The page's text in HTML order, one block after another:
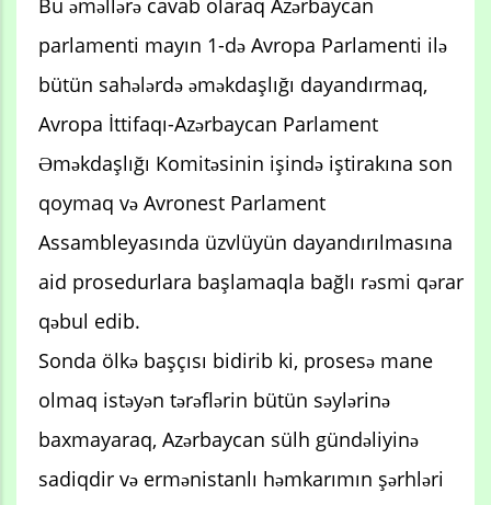
Bu əməllərə cavab olaraq Azərbaycan
parlamenti mayın 1-də Avropa Parlamenti ilə
bütün sahələrdə əməkdaşlığı dayandırmaq,
Avropa İttifaqı-Azərbaycan Parlament
Əməkdaşlığı Komitəsinin işində iştirakına son
qoymaq və Avronest Parlament
Assambleyasında üzvlüyün dayandırılmasına
aid prosedurlara başlamaqla bağlı rəsmi qərar
qəbul edib.
Sonda ölkə başçısı bidirib ki, prosesə mane
olmaq istəyən tərəflərin bütün səylərinə
baxmayaraq, Azərbaycan sülh gündəliyinə
sadiqdir və ermənistanlı həmkarımın şərhləri